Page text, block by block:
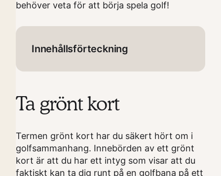
behöver veta för att börja spela golf!
Innehållsförteckning
Ta grönt kort
Termen grönt kort har du säkert hört om i
golfsammanhang. Innebörden av ett grönt
kort är att du har ett intyg som visar att du
faktiskt kan ta dig runt på en golfbana på ett